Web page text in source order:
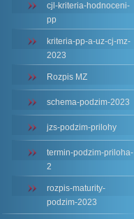
cjl-kriteria-hodnoceni-
pp
kriteria-pp-a-uz-cj-mz-
2023
Rozpis MZ
schema-podzim-2023
jzs-podzim-prilohy
termin-podzim-priloha-
2
rozpis-maturity-
podzim-2023